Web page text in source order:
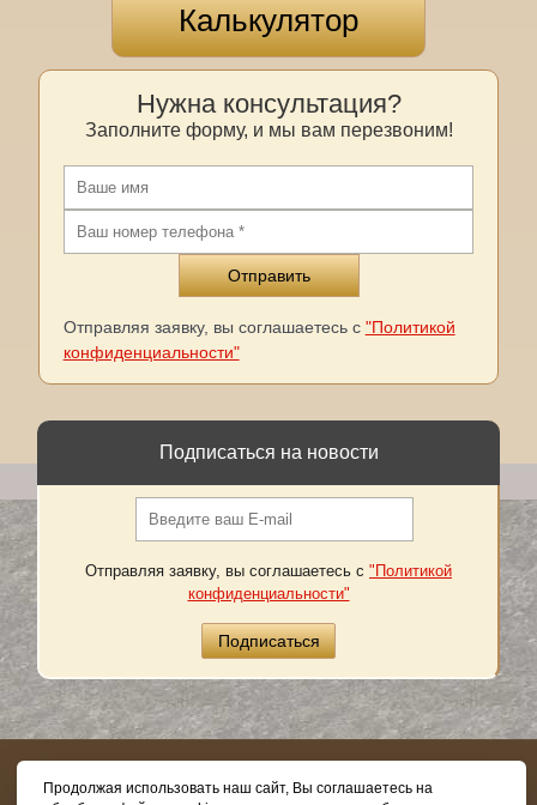
Калькулятор
Нужна консультация?
Заполните форму, и мы вам перезвоним!
Отправляя заявку, вы соглашаетесь с "Политикой
конфиденциальности"
Подписаться на новости
Отправляя заявку, вы соглашаетесь с "Политикой
конфиденциальности"
8 (800) 505-03-62
Продолжая использовать наш сайт, Вы соглашаетесь на